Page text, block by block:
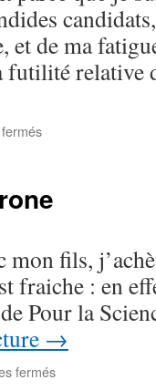
et de ma
futilité
sur
mon fils,
fraiche : en
Pour la
→
ferméssur